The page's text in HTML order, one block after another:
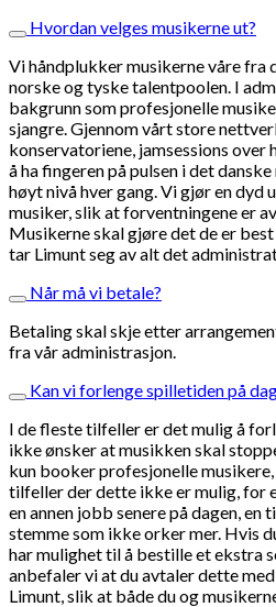
Hvordan velges musikerne ut?
Vi håndplukker musikerne våre fra
norske og tyske talentpoolen. I
bakgrunn som profesjonelle
sjangre. Gjennom vårt store
konservatoriene, jamsessions over
å ha fingeren på pulsen i det
høyt nivå hver gang. Vi gjør en dyd
musiker, slik at forventningene er
Musikerne skal gjøre det de er
tar Limunt seg av alt det
Når må vi betale?
Betaling skal skje etter
fra vår administrasjon.
Kan vi forlenge spilletiden på
I de fleste tilfeller er det mulig å
ikke ønsker at musikken skal
kun booker profesjonelle
tilfeller der dette ikke er mulig, for
en annen jobb senere på dagen,
stemme som ikke orker mer. Hvis
har mulighet til å bestille et ekstra
anbefaler vi at du avtaler dette
Limunt, slik at både du og